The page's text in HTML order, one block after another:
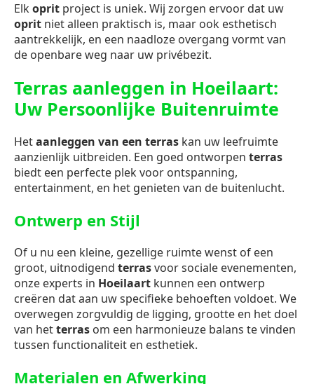
Elkoprit project is uniek. Wij zorgen ervoor dat uw
oprit niet alleen praktisch is, maar ook esthetisch
aantrekkelijk, en een naadloze overgang vormt van
de openbare weg naar uw privébezit.
Terras aanleggen in Hoeilaart:
Uw Persoonlijke Buitenruimte
Hetaanleggen van een terras kan uw leefruimte
aanzienlijk uitbreiden. Een goed ontworpen terras
biedt een perfecte plek voor ontspanning,
entertainment, en het genieten van de buitenlucht.
Ontwerp en Stijl
Of u nu een kleine, gezellige ruimte wenst of een
groot, uitnodigend terrasvoor sociale evenementen,
onze experts in Hoeilaart kunnen een ontwerp
creëren dat aan uw specifieke behoeften voldoet. We
overwegen zorgvuldig de ligging, grootte en het doel
van hetterras om een harmonieuze balans te vinden
tussen functionaliteit en esthetiek.
Materialen en Afwerking